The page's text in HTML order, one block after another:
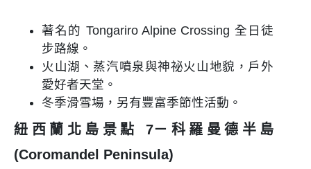
著名的 Tongariro Alpine Crossing 全日徒
步路線。
火山湖、蒸汽噴泉與神祕火山地貌，戶外
愛好者天堂。
冬季滑雪場，另有豐富季節性活動。
紐西蘭北島景點 7－科羅曼德半島
(Coromandel Peninsula)